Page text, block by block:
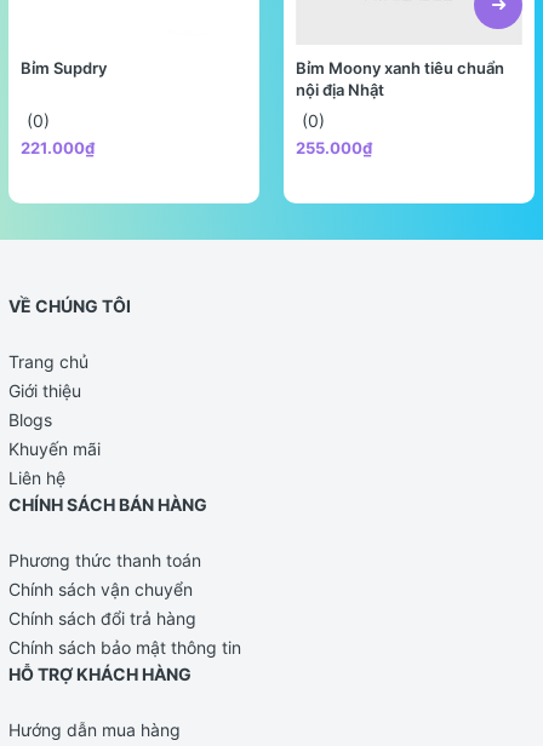
Hướng dẫn pha
rót vào bình sữa.
Bước 3: Dùngmuỗng đi kèm trong hộp
sữa: Dùng2 muỗng (35g) sữa + 175ml nước
Bước 4: Đậy nắp bình, lắc đều theo một chiều đến khi
bột tan hết.
Bỉm Supdry
(0)
221.000₫
Bỉm Moony xanh tiêu chuẩn
nội địa Nhật
(0)
255.000₫
VỀ CHÚNG TÔI
Trang chủ
Giới thiệu
Blogs
Khuyến mãi
Liên hệ
CHÍNH SÁCH BÁN HÀNG
Phương thức thanh toán
Chính sách vận chuyển
Chính sách đổi trả hàng
Chính sách bảo mật thông tin
HỖ TRỢ KHÁCH HÀNG
Hướng dẫn mua hàng